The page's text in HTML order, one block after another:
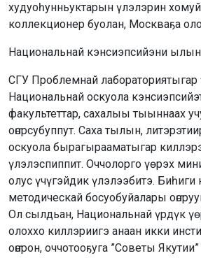
худуоһунньуктарын үлэлэрин
коллекционер буолан, Москваҕа
Национальнай кэнсиэпсийэни
СГУ Проблемнай
Национальнай оскуола
факультеттар, сахалыы тыыннаах
оҥорсубуппут. Саха тылын,
оскуола бырагырааматыгар
үлэлэспиппит. Оччолорго үөрэх
олус үчүгэйдик үлэлээбитэ. Биһиги
методическай босуобуйалары
Ол сылдьан, Национальнай үрдүк
олоххо киллэриигэ анаан икки
оҥорон, оччотооҕуга ”Советы